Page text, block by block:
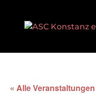
« Alle Veranstaltungen